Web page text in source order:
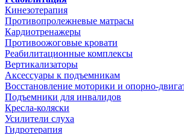
Кинезотерапия
Противопролежневые матрасы
Кардиотренажеры
Противоожоговые кровати
Реабилитационные комплексы
Вертикализаторы
Аксессуары к подъемникам
Восстановление моторики и опорно-
Подъемники для инвалидов
Кресла-коляски
Усилители слуха
Гидротерапия